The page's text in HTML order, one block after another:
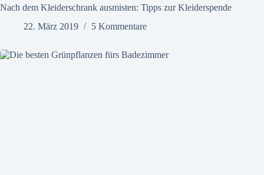
Nach dem Kleiderschrank ausmisten: Tipps zur Kleiderspende
22. März 2019
5 Kommentare